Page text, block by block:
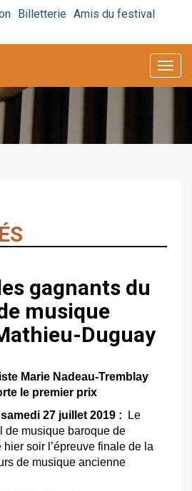
Billetterie Amis du festival
gagnants du
musique
Duguay
Marie Nadeau-Tremblay
le premier prix
27 juillet 2019 :
Le
de musique baroque de
hier soir l’épreuve finale de la
de musique ancienne